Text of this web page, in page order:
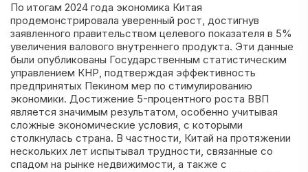
По итогам 2024 года экономика Китая
продемонстрировала уверенный рост, достигнув
заявленного правительством целевого показателя в 5%
увеличения валового внутреннего продукта. Эти данные
были опубликованы Государственным статистическим
управлением КНР, подтверждая эффективность
предпринятых Пекином мер по стимулированию
экономики. Достижение 5-процентного роста ВВП
является значимым результатом, особенно учитывая
сложные экономические условия, с которыми
столкнулась страна. В частности, Китай на протяжении
нескольких лет испытывал трудности, связанные со
спадом на рынке недвижимости, а также с